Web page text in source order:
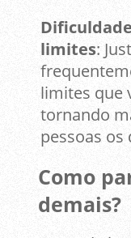
limites:
limites que
tornando
pessoas os
Como
demais?